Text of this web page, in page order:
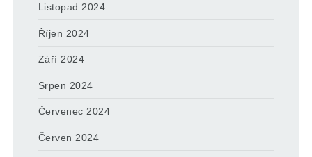
Listopad 2024
Říjen 2024
Září 2024
Srpen 2024
Červenec 2024
Červen 2024